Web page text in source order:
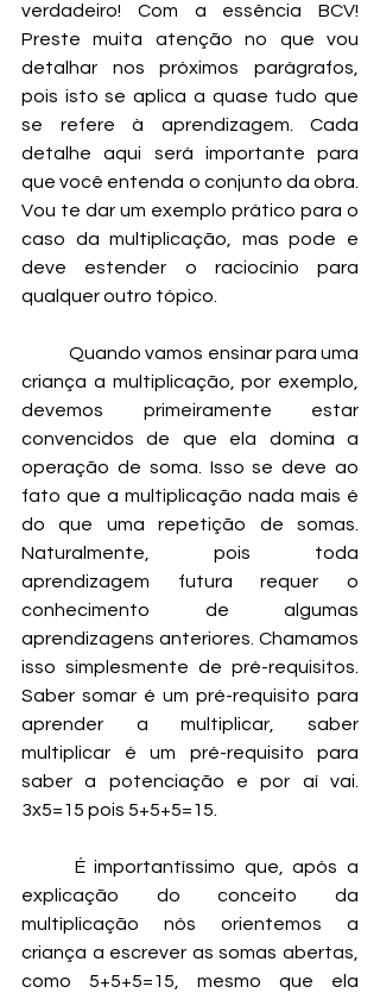
verdadeiro! Com a essência BCV!
Preste muita atenção no que vou
detalhar nos próximos parágrafos,
pois isto se aplica a quase tudo que
se refere à aprendizagem. Cada
detalhe aqui será importante para
que você entenda o conjunto da obra.
Vou te dar um exemplo prático para o
caso da multiplicação, mas pode e
deve estender o raciocínio para
qualquer outro tópico.
	Quando vamos ensinar para uma
criança a multiplicação, por exemplo,
devemos primeiramente estar
convencidos de que ela domina a
operação de soma. Isso se deve ao
fato que a multiplicação nada mais é
do que uma repetição de somas.
Naturalmente, pois toda
aprendizagem futura requer o
conhecimento de algumas
aprendizagens anteriores. Chamamos
isso simplesmente de pré-requisitos.
Saber somar é um pré-requisito para
aprender a multiplicar, saber
multiplicar é um pré-requisito para
saber a potenciação e por aí vai.
3x5=15 pois 5+5+5=15.
explicação do conceito da
multiplicação nós orientemos a
criança a escrever as somas abertas,
como 5+5+5=15, mesmo que ela